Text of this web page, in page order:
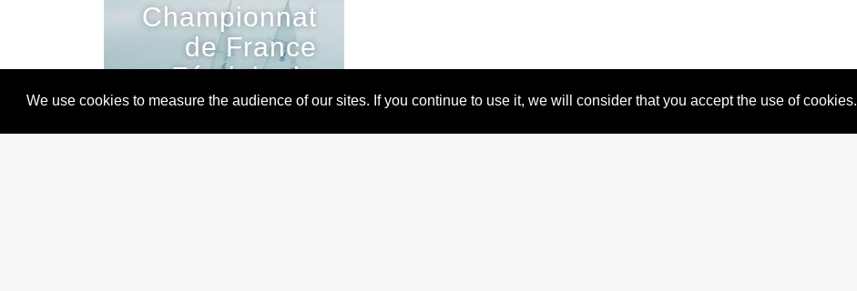
We use cookies to measure the audience of our sites. If you continue to use it, we will consider that you accept the use of cookies.
Championnat
de France
Féminin de
Match Racing
2024